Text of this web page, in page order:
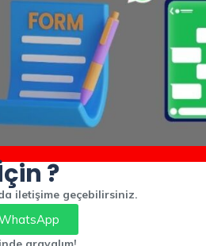
?
iletişime geçebilirsiniz.